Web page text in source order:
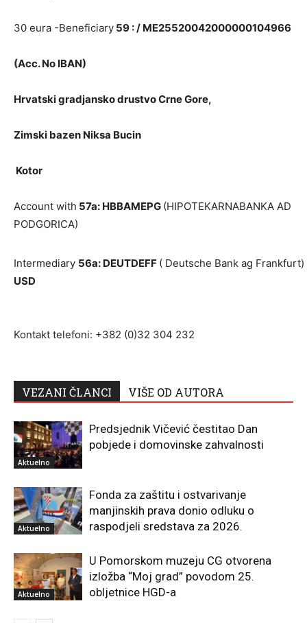
30 eura -Beneficiary 59 : / ME25520042000000104966
(Acc. No IBAN)
Hrvatski gradjansko drustvo Crne Gore,
Zimski bazen Niksa Bucin
Kotor
Account with 57a: HBBAMEPG (HIPOTEKARNABANKA AD
PODGORICA)
Intermediary 56a: DEUTDEFF ( Deutsche Bank ag Frankfurt)
USD
Kontakt telefoni: +382 (0)32 304 232
VEZANI ČLANCI VIŠE OD AUTORA
Aktuelno
Predsjednik Vičević čestitao Dan
pobjede i domovinske zahvalnosti
Aktuelno
Fonda za zaštitu i ostvarivanje
manjinskih prava donio odluku o
raspodjeli sredstava za 2026.
Aktuelno
U Pomorskom muzeju CG otvorena
izložba “Moj grad” povodom 25.
obljetnice HGD-a